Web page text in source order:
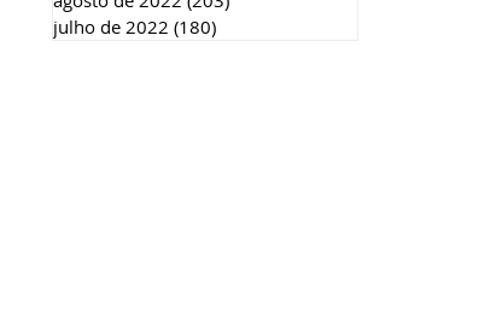
julho de 2022 (180)